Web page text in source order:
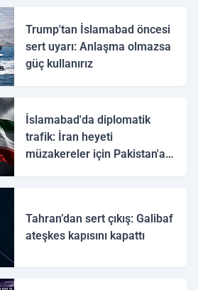
Trump'tan İslamabad öncesi
sert uyarı: Anlaşma olmazsa
güç kullanırız
İslamabad'da diplomatik
trafik: İran heyeti
müzakereler için Pakistan'a
Tahran’dan sert çıkış: Galibaf
ateşkes kapısını kapattı